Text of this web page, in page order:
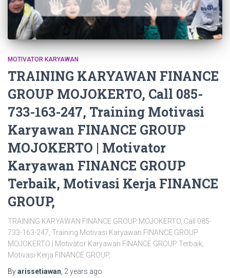
MOTIVATOR KARYAWAN
TRAINING KARYAWAN FINANCE
GROUP MOJOKERTO, Call 085-
733-163-247, Training Motivasi
Karyawan FINANCE GROUP
MOJOKERTO | Motivator
Karyawan FINANCE GROUP
Terbaik, Motivasi Kerja FINANCE
GROUP,
TRAINING KARYAWAN FINANCE GROUP MOJOKERTO, Call 085-
733-163-247, Training Motivasi Karyawan FINANCE GROUP
MOJOKERTO | Motivator Karyawan FINANCE GROUP Terbaik,
Motivasi Kerja FINANCE GROUP,
Byarissetiawan 2 years ago